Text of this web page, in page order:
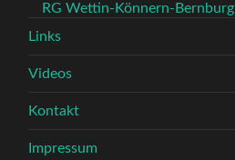
RG Wettin-Könnern-Bernburg
Links
Videos
Kontakt
Impressum